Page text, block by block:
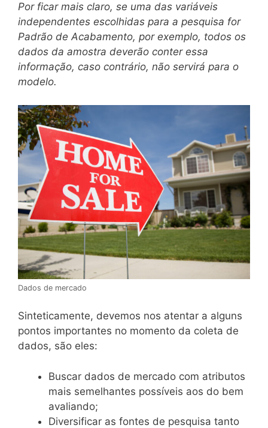
Por ficar mais claro, se uma das variáveis
independentes escolhidas para a pesquisa for
Padrão de Acabamento, por exemplo, todos os
dados da amostra deverão conter essa
informação, caso contrário, não servirá para o
modelo.
Dados de mercado
Sinteticamente, devemos nos atentar a alguns
pontos importantes no momento da coleta de
dados, são eles:
Buscar dados de mercado com atributos
mais semelhantes possíveis aos do bem
avaliando;
Diversificar as fontes de pesquisa tanto